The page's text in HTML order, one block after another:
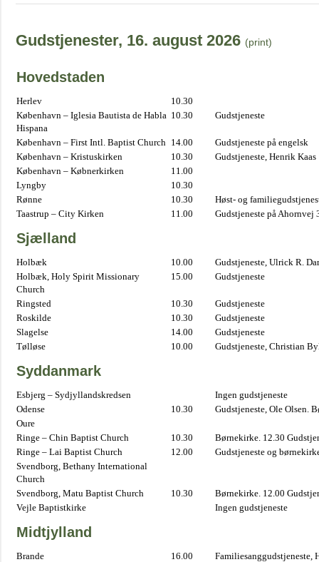
Gudstjenester, 16. august 2026 (print)
Hovedstaden
Herlev
10.30
København – Iglesia Bautista de Habla
Hispana
10.30 Gudstjeneste
København – First Intl. Baptist Church 14.00
Gudstjeneste på engelsk
København – Kristuskirken
10.30
Gudstjeneste, Henrik Kaas
København – Købnerkirken
11.00
Lyngby
10.30
Rønne
10.30
Høst- og
Taastrup – City Kirken
11.00 Gudstjeneste på Ahornvej
Sjælland
Holbæk 10.00
Gudstjeneste, Ulrick R.
Holbæk, Holy Spirit Missionary
Church
15.00 Gudstjeneste
Ringsted 10.30
Gudstjeneste
Roskilde
10.30
Gudstjeneste
Slagelse
14.00
Gudstjeneste
Tølløse
10.00 Gudstjeneste, Christian
Syddanmark
Esbjerg – Sydjyllandskredsen
Ingen gudstjeneste
Odense
10.30
Gudstjeneste, Ole Olsen.
Oure
Ringe – Chin Baptist Church
10.30
Børnekirke. 12.30
Ringe – Lai Baptist Church
12.00
Gudstjeneste og
Svendborg, Bethany International
Church
Svendborg, Matu Baptist Church
10.30
Børnekirke. 12.00
Vejle Baptistkirke
Ingen gudstjeneste
Midtjylland
Brande 16.00
Familiesanggudstjeneste,